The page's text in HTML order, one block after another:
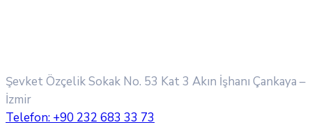
Şevket Özçelik Sokak No. 53 Kat 3 Akın İşhanı Çankaya –
İzmir
Telefon: +90 232 683 33 73